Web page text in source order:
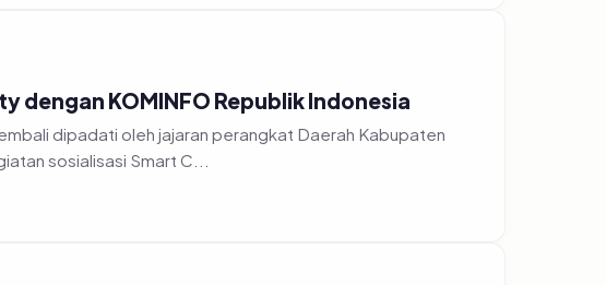
dengan KOMINFO Republik Indonesia
oleh jajaran perangkat Daerah Kabupaten
Pasuruan. Kali ini para ASN tersebut menghadiri kegiatan sosialisasi Smart C...